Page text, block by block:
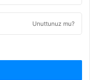
Unuttunuz mu?